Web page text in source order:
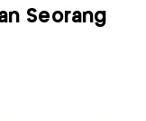
Seorang